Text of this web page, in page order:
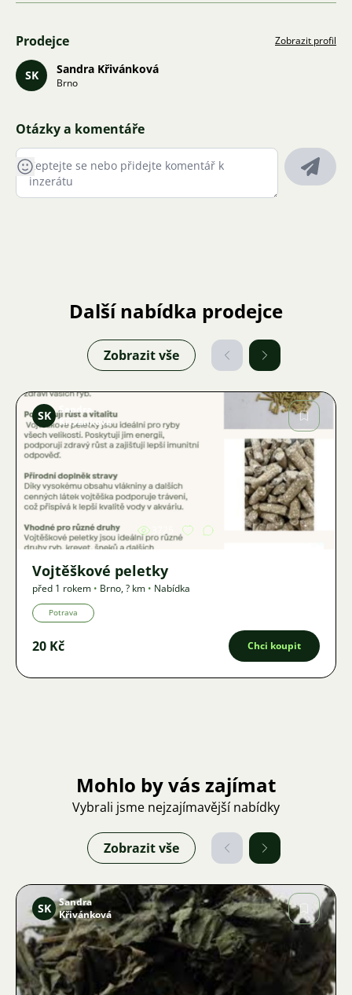
Prodejce Zobrazit profil
SK Sandra Křivánková
Brno
Otázky a komentáře
Další nabídka prodejce
Zobrazit vše
Obrázek
SK
Sandra
Křivánková
Vojtěškové peletky
před 1 rokem • Brno,? km • Nabídka
Potrava
20 Kč Chci koupit
Mohlo by vás zajímat
Vybrali jsme nejzajímavější nabídky
Zobrazit vše
Obrázek
SK
Sandra
Křivánková